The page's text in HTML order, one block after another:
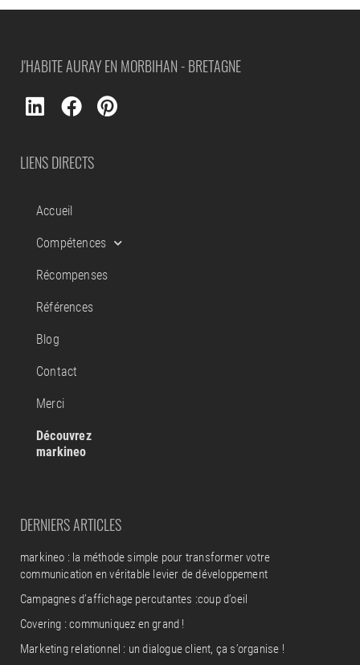
J'HABITE AURAY EN MORBIHAN - BRETAGNE
LIENS DIRECTS
Accueil
Compétences
Récompenses
Références
Blog
Contact
Merci
Découvrez
markineo
DERNIERS ARTICLES
markineo : la méthode simple pour transformer votre
communication en véritable levier de développement
Campagnes d’affichage percutantes :coup d’oeil
Covering : communiquez en grand !
Marketing relationnel : un dialogue client, ça s’organise !